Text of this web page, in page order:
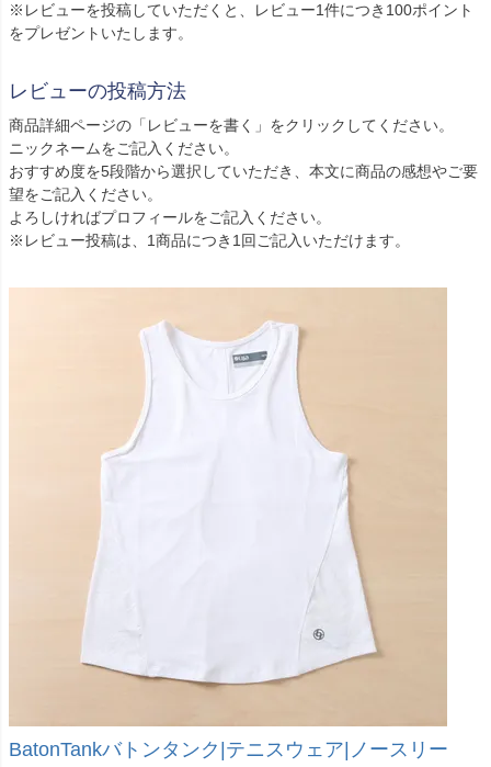
※レビューを投稿していただくと、レビュー1件につき100ポイント
をプレゼントいたします。
レビューの投稿方法
商品詳細ページの「レビューを書く」をクリックしてください。
ニックネームをご記入ください。
おすすめ度を5段階から選択していただき、本文に商品の感想やご要
望をご記入ください。
よろしければプロフィールをご記入ください。
※レビュー投稿は、1商品につき1回ご記入いただけます。
BatonTankバトンタンク|テニスウェア|ノースリー